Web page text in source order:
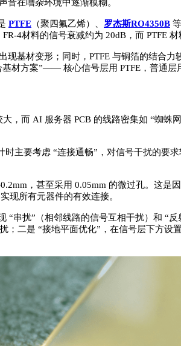
音在嘈杂环境中逐渐模糊。
PTFE （聚四氟乙烯）、 罗杰斯RO4350B
4材料的信号衰减约为 20dB，而 PTFE 材
基材变形；同时，PTFE 与铜箔的结合力
材方案”—— 核心信号层用 PTFE，普通层
，而 AI 服务器 PCB 的线路密集如 “蜘蛛
主要考虑 “连接通畅”，对信号干扰的要
，甚至采用 0.05mm 的微过孔。这是
现所有元器件的有效连接。
串扰”（相邻线路的信号互相干扰）和 “
二是 “接地平面优化”，在信号层下方设